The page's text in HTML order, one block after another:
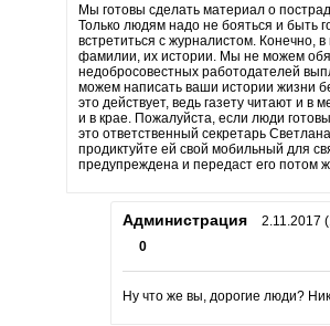
Мы готовы сделать материал о
Только людям надо не бояться и быть
встретиться с журналистом. Конечно,
фамилии, их истории. Мы не можем
недобросовестных работодателей
можем написать ваши истории жизни
это действует, ведь газету читают и в
и в крае. Пожалуйста, если люди
это ответственный секретарь
продиктуйте ей свой мобильный для
предупреждена и передаст его потом
Администрация
2.11.2017
0
Ну что же вы, дорогие люди?